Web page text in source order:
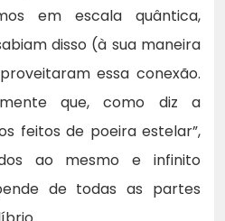
em escala quântica,
disso (à sua maneira
essa conexão.
que, como diz a
feitos de poeira estelar”,
ao mesmo e infinito
de todas as partes